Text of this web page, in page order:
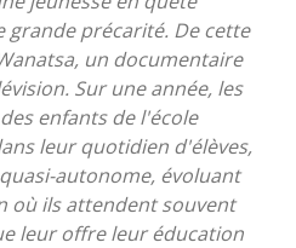
grande précarité. De cette
un documentaire
Sur une année, les
enfants de l'école
leur quotidien d'élèves,
autonome, évoluant
où ils attendent souvent
leur offre leur éducation